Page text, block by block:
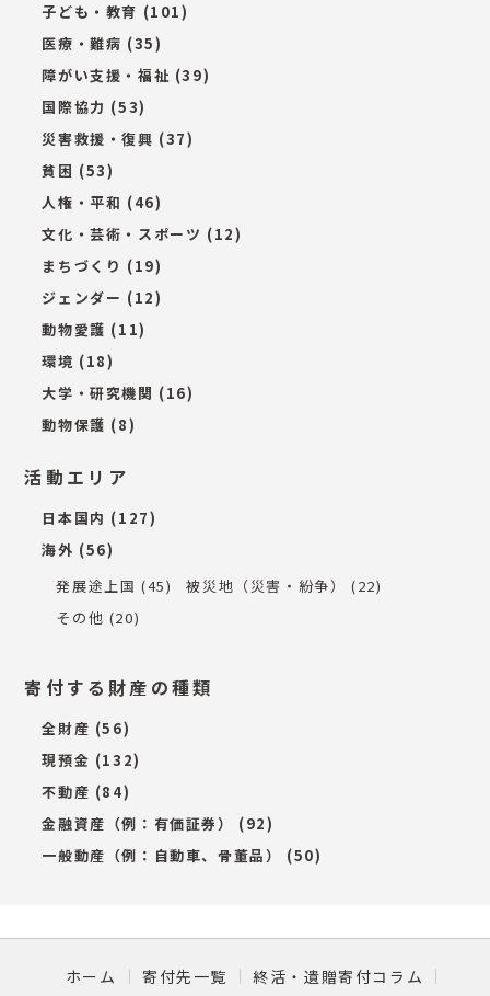
子ども・教育 (101)
医療・難病 (35)
障がい支援・福祉 (39)
国際協力 (53)
災害救援・復興 (37)
貧困 (53)
人権・平和 (46)
文化・芸術・スポーツ (12)
まちづくり (19)
ジェンダー (12)
動物愛護 (11)
環境 (18)
大学・研究機関 (16)
動物保護 (8)
活動エリア
日本国内 (127)
海外 (56)
発展途上国 (45) 被災地（災害・紛争）
(22)
その他 (20)
寄付する財産の種類
全財産 (56)
現預金 (132)
不動産 (84)
金融資産（例：有価証券）
(92)
一般動産（例：自動車、骨董品）
(50)
ホーム 寄付先一覧 終活・遺贈寄付コラム